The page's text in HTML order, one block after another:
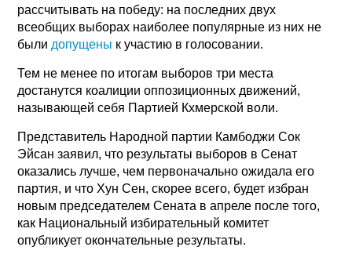
рассчитывать на победу: на последних двух
всеобщих выборах наиболее популярные из них не
были допущены к участию в голосовании.
Тем не менее по итогам выборов три места
достанутся коалиции оппозиционных движений,
называющей себя Партией Кхмерской воли.
Представитель Народной партии Камбоджи Сок
Эйсан заявил, что результаты выборов в Сенат
оказались лучше, чем первоначально ожидала его
партия, и что Хун Сен, скорее всего, будет избран
новым председателем Сената в апреле после того,
как Национальный избирательный комитет
опубликует окончательные результаты.